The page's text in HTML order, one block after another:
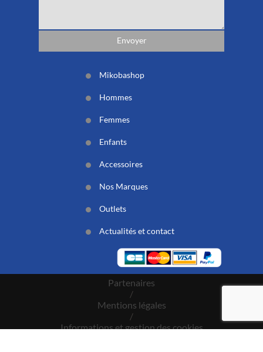
Mikobashop
Hommes
Femmes
Enfants
Accessoires
Nos Marques
Outlets
Actualités et contact
Partenaires
/
Mentions légales
/
Informations et gestion des cookies